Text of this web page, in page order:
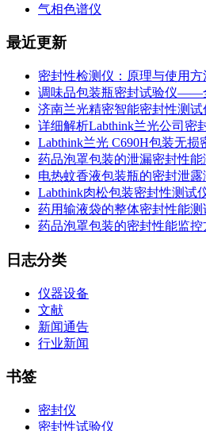
气相色谱仪
最近更新
密封性检测仪：原理与使用方
调味品包装瓶密封试验仪——
济南兰光精密智能密封性测
详细解析Labthink兰光公司密
Labthink兰光 C690H包装无损
药品泡罩包装的泄漏密封性
电热蚊香液包装瓶的密封泄
Labthink肉松包装密封性测试
药用输液袋的整体密封性能
药品泡罩包装的密封性能监控
日志分类
仪器设备
文献
新闻通告
行业新闻
书签
密封仪
密封性试验仪